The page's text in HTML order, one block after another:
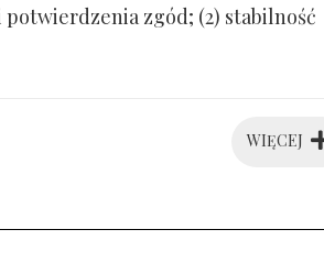
zgód; (2) stabilność
WIĘCEJ